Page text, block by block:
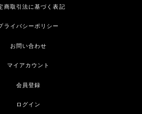
商取引法に基づく表記
ライバシーポリシー
お問い合わせ
マイアカウント
会員登録
ログイン